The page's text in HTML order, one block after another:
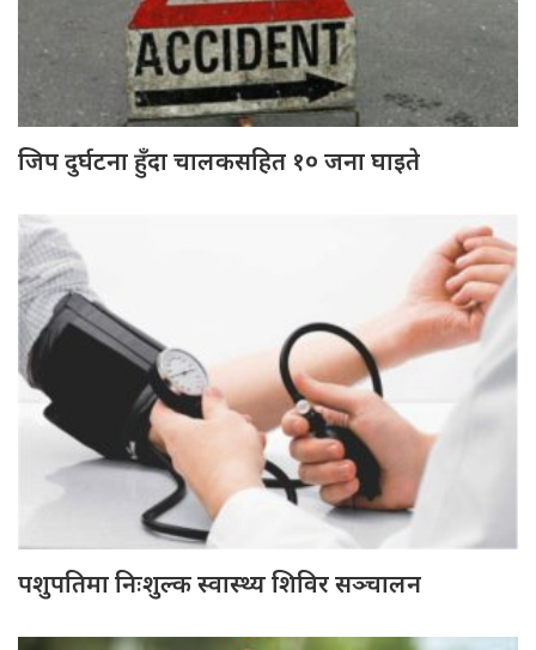
जिप दुर्घटना हुँदा चालकसहित १० जना घाइते
पशुपतिमा निःशुल्क स्वास्थ्य शिविर सञ्चालन